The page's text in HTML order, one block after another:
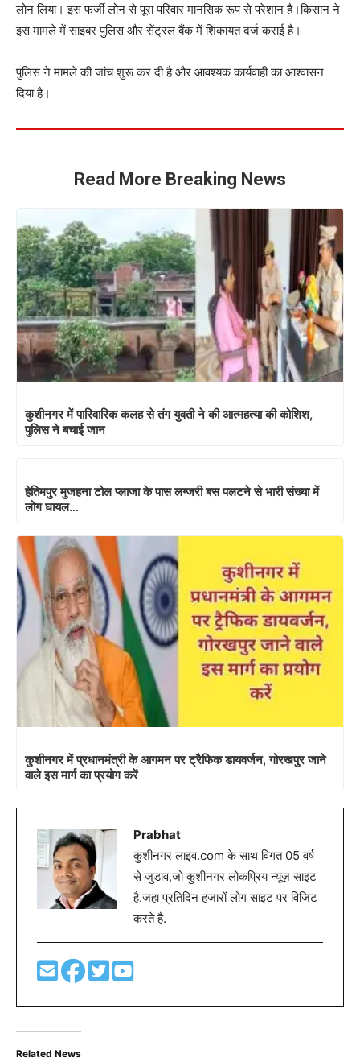
लोन लिया। इस फर्जी लोन से पूरा परिवार मानसिक रूप से परेशान है।किसान ने
इस मामले में साइबर पुलिस और सेंट्रल बैंक में शिकायत दर्ज कराई है।
पुलिस ने मामले की जांच शुरू कर दी है और आवश्यक कार्यवाही का आश्वासन
दिया है।
Read More Breaking News
कुशीनगर में पारिवारिक कलह से तंग युवती ने की आत्महत्या की कोशिश,
पुलिस ने बचाई जान
हेतिमपुर मुजहना टोल प्लाजा के पास लग्जरी बस पलटने से भारी संख्या में
लोग घायल…
कुशीनगर में प्रधानमंत्री के आगमन पर ट्रैफिक डायवर्जन, गोरखपुर जाने
वाले इस मार्ग का प्रयोग करें
Prabhat
कुशीनगर लाइव.com के साथ विगत 05 वर्ष
से जुडाव,जो कुशीनगर लोकप्रिय न्यूज़ साइट
है.जहा प्रतिदिन हजारों लोग साइट पर विजिट
करते है.
Related News